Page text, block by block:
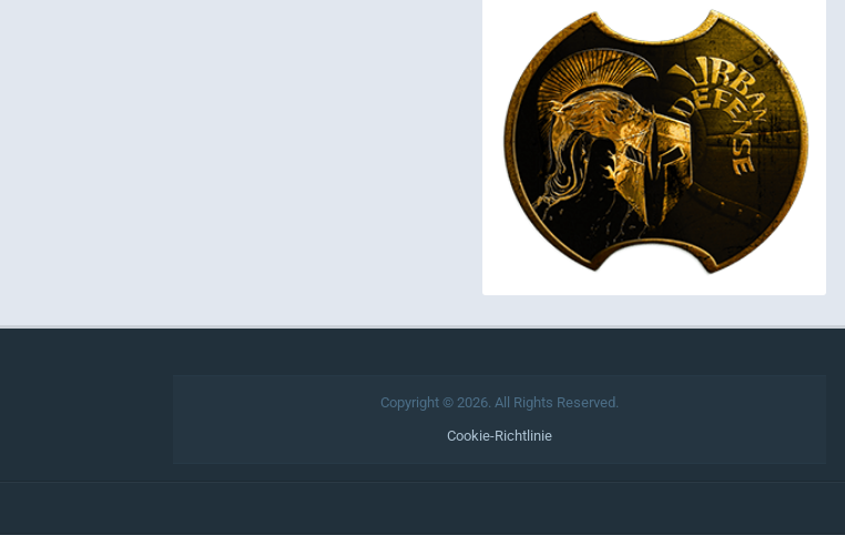
Copyright © 2026. All Rights Reserved.
Cookie-Richtlinie